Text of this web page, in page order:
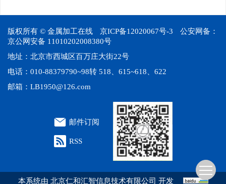
版权所有 © 金属加工在线 京ICP备12020067号-3
公安网备：
京公网安备 11010202008380号
地址：北京市西城区百万庄大街22号
电话：010-88379790~98转 518、615~618、622
邮箱： LB1950@126.com
邮件订阅
RSS
本系统由 北京仁和汇智信息技术有限公司 开发